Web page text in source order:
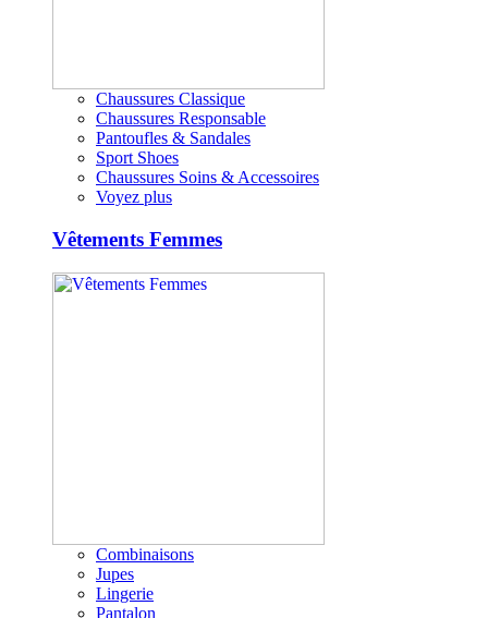
Chaussures Classique
Chaussures Responsable
Pantoufles & Sandales
Sport Shoes
Chaussures Soins & Accessoires
Voyez plus
Vêtements Femmes
Combinaisons
Jupes
Lingerie
Pantalon